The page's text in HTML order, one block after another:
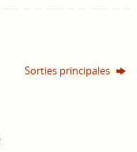
Sorties principales